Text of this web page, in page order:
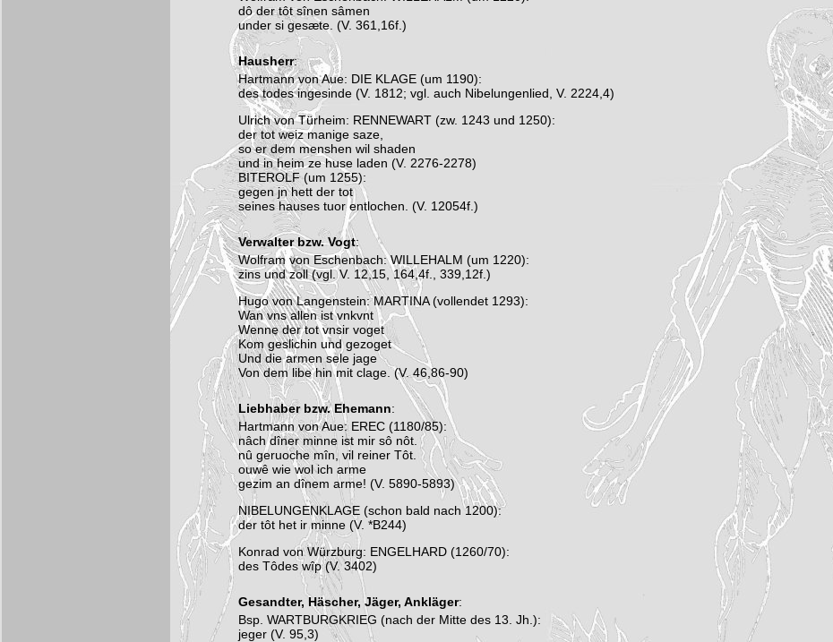
dô der tôt sînen sâmen
under si gesæte. (V. 361,16f.)
Hausherr:
Hartmann von Aue: DIE KLAGE (um 1190):
des todes ingesinde (V. 1812; vgl. auch Nibelungenlied, V. 2224,4)
Ulrich von Türheim: RENNEWART (zw. 1243 und 1250):
der tot weiz manige saze,
so er dem menshen wil shaden
und in heim ze huse laden (V. 2276-2278)
BITEROLF (um 1255):
gegen jn hett der tot
seines hauses tuor entlochen. (V. 12054f.)
Verwalter bzw. Vogt:
Wolfram von Eschenbach: WILLEHALM (um 1220):
zins und zoll (vgl. V. 12,15, 164,4f., 339,12f.)
Hugo von Langenstein: MARTINA (vollendet 1293):
Wan vns allen ist vnkvnt
Wenne der tot vnsir voget
Kom geslichin und gezoget
Und die armen sele jage
Von dem libe hin mit clage. (V. 46,86-90)
Liebhaber bzw. Ehemann:
Hartmann von Aue: EREC (1180/85):
nâch dîner minne ist mir sô nôt.
nû geruoche mîn, vil reiner Tôt.
ouwê wie wol ich arme
gezim an dînem arme! (V. 5890-5893)
NIBELUNGENKLAGE (schon bald nach 1200):
der tôt het ir minne (V. *B244)
Konrad von Würzburg: ENGELHARD (1260/70):
des Tôdes wîp (V. 3402)
Gesandter, Häscher, Jäger, Ankläger:
Bsp. WARTBURGKRIEG (nach der Mitte des 13. Jh.):
jeger (V. 95,3)